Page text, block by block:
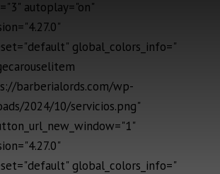
autoplay="on"
global_colors_info="
barberialords.com/wp-
2024/10/servicios.png"
global_colors_info="